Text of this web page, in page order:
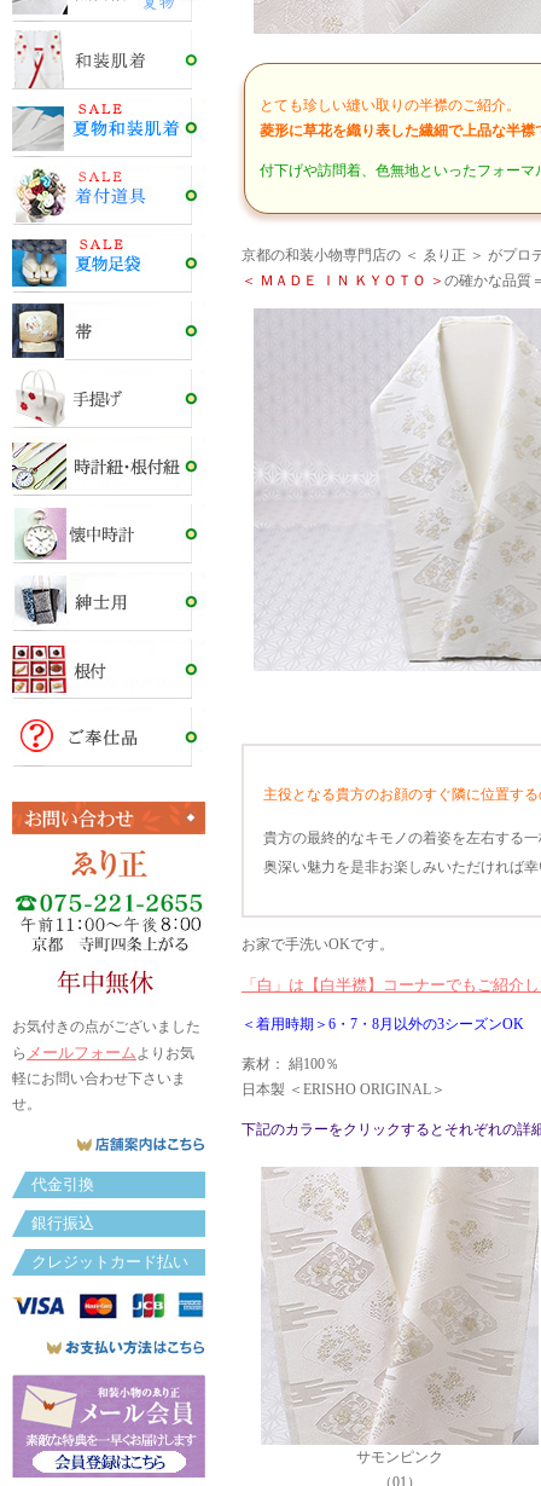
お気付きの点がございました
ら メールフォームよりお気
軽にお問い合わせ下さいま
せ。
代金引換
銀行振込
クレジットカード払い
とても珍しい縫い取りの半襟のご紹介。
菱形に草花を織り表した繊細で上品な半襟
付下げや訪問着、色無地といったフォー
京都の和装小物専門店の ＜ ゑり正 ＞ がプロ
＜ ＭＡＤＥ ＩＮ ＫＹＯＴＯ ＞ の確かな品質
主役となる貴方のお顔のすぐ隣に位置す
貴方の最終的なキモノの着姿を左右する
奥深い魅力を是非お楽しみいただければ
お家で手洗いOKです。
「白」は【白半襟】コーナーでもご紹介
＜着用時期＞6・7・8月以外の3シーズンOK
素材： 絹100％
日本製 ＜ERISHO ORIGINAL＞
下記のカラーをクリックするとそれぞれの詳
サモンピンク
（01）